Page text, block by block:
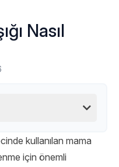
Nasıl
kullanılan mama
için önemli